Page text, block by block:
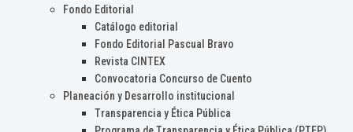
Fondo Editorial
Catálogo editorial
Fondo Editorial Pascual Bravo
Revista CINTEX
Convocatoria Concurso de Cuento
Planeación y Desarrollo institucional
Transparencia y Ética Pública